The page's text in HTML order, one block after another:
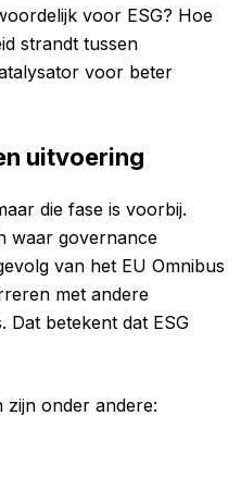
voor ESG? Hoe
strandt tussen
voor beter
uitvoering
die fase is voorbij.
waar governance
van het EU Omnibus
met andere
Dat betekent dat ESG
onder andere: